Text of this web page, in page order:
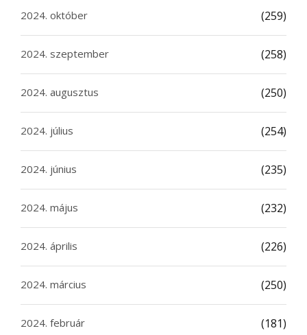
2024. október (259)
2024. szeptember (258)
2024. augusztus (250)
2024. július (254)
2024. június (235)
2024. május (232)
2024. április (226)
2024. március (250)
2024. február (181)